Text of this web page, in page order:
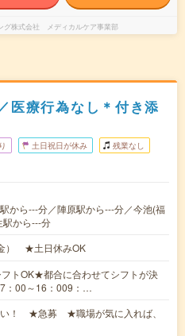
グ株式会社 メディカルケア事業部
医療行為なし＊付き添
土日祝日が休み 残業なし
から---分／陣原駅から---分／今池(福
駅から---分
） ★土日休みOK
トOK★都合に合わせてシフトが決
：00～16：009：…
い！ ★急募 ★職場が気に入れば、